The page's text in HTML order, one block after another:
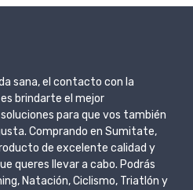
sana, el contacto con la
brindarte el mejor
para que vos también
Comprando en Sumitate,
de excelente calidad y
queres llevar a cabo. Podrás
Natación, Ciclismo, Triatlón y